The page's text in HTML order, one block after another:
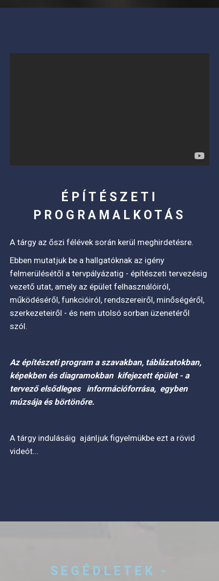
ÉPÍTÉSZETI
PROGRAMALKOTÁS
A tárgy az őszi félévek során kerül meghirdetésre.
Ebben mutatjuk be a hallgatóknak az igény
felmerülésétől a tervpályázatig - építészeti tervezésig
vezető utat, amely az épület felhasználóiról,
működéséről, funkcióiról, rendszereiről, minőségéről,
szerkezeteiről - és nem utolsó sorban üzenetéről
szól.
Az építészeti program a szavakban, táblázatokban,
képekben és diagramokban kifejezett épület - a
tervező elsődleges információforrása, egyben
múzsája és börtönőre.
A tárgy indulásáig ajánljuk figyelmükbe ezt a rövid
videót...
SEGÉDLETEK -